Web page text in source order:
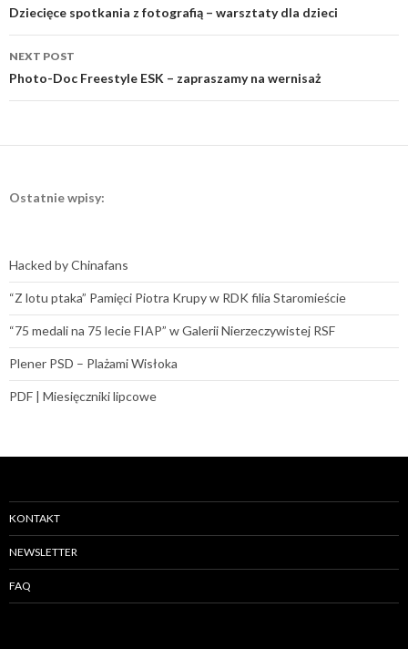
navigation
Dziecięce spotkania z fotografią – warsztaty dla dzieci
NEXT POST
Photo-Doc Freestyle ESK – zapraszamy na wernisaż
Ostatnie wpisy:
Hacked by Chinafans
“Z lotu ptaka” Pamięci Piotra Krupy w RDK filia Staromieście
“75 medali na 75 lecie FIAP” w Galerii Nierzeczywistej RSF
Plener PSD – Plażami Wisłoka
PDF | Miesięczniki lipcowe
KONTAKT
NEWSLETTER
FAQ